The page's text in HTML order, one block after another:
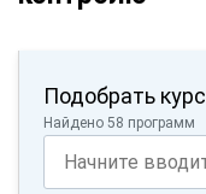
Подобрать курс
Найдено 58 программ